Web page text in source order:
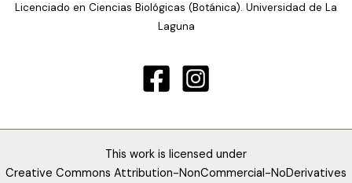
Licenciado en Ciencias Biológicas (Botánica). Universidad de La
Laguna
This work is licensed under
Creative Commons Attribution-NonCommercial-NoDerivatives